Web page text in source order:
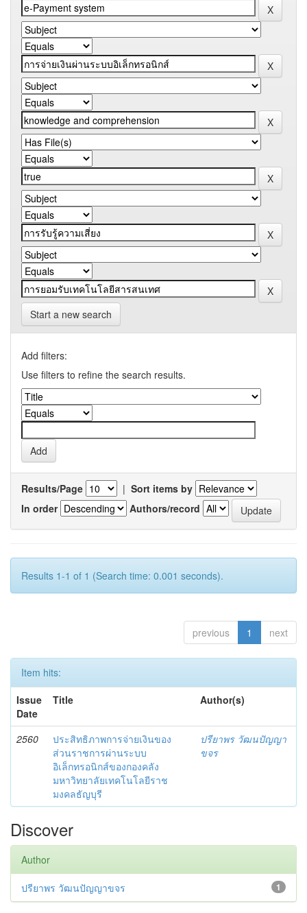
Start a new search
Add filters:
Use filters to refine the search results.
Results/Page | Sort items by
In order
Authors/record
Results 1-1 of 1 (Search time: 0.001 seconds).
previous 1 next
Item hits:
Issue
Date
Title Author(s)
2560
ประสิทธิภาพการจ่ายเงินของ
ส่วนราชการผ่านระบบ
อิเล็กทรอนิกส์ของกองคลัง
มหาวิทยาลัยเทคโนโลยีราช
มงคลธัญบุรี
ปรียาพร วัฒนปัญญา
ขจร
Discover
Author
1
ปรียาพร วัฒนปัญญาขจร